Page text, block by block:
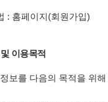
: 홈페이지(회원가입)
이용목적
보를 다음의 목적을 위